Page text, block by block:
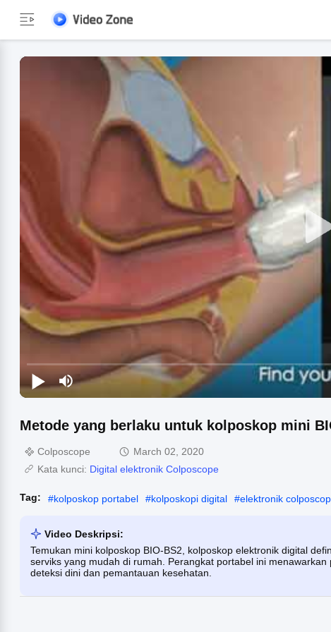
Metode yang berlaku untuk kolposkop mini
Colposcope
March 02, 2020
Kata kunci: Digital elektronik Colposcope
Tag: #kolposkop portabel #kolposkopi digital #elektronik
Video Deskripsi:
Temukan mini kolposkop BIO-BS2, kolposkop elektronik digital
serviks yang mudah di rumah. Perangkat portabel ini
deteksi dini dan pemantauan kesehatan.